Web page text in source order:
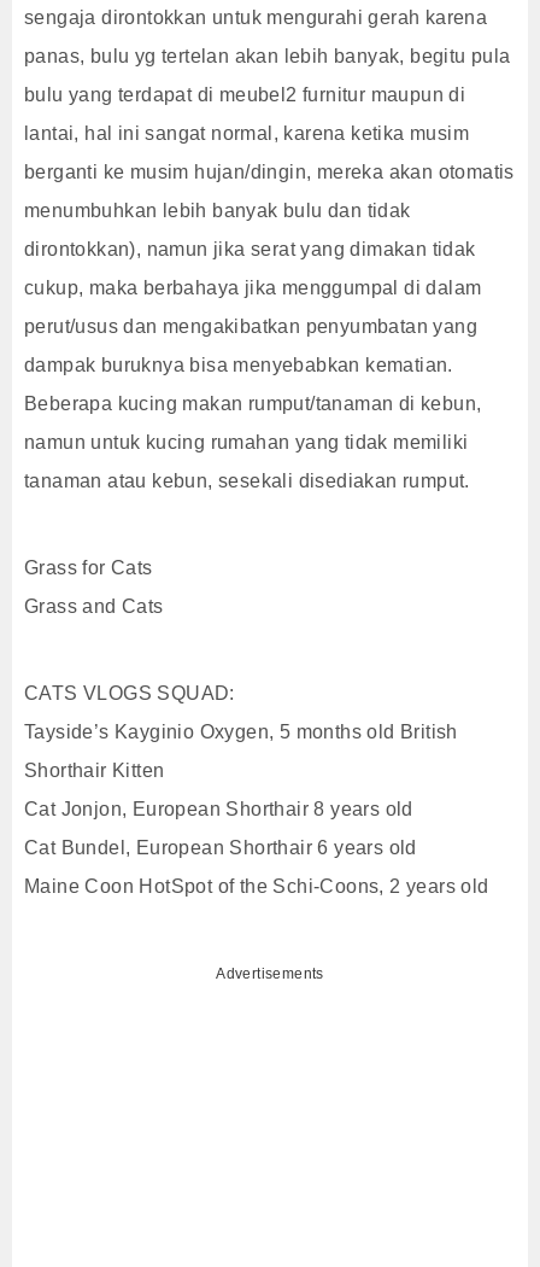
sengaja dirontokkan untuk mengurahi gerah karena
panas, bulu yg tertelan akan lebih banyak, begitu pula
bulu yang terdapat di meubel2 furnitur maupun di
lantai, hal ini sangat normal, karena ketika musim
berganti ke musim hujan/dingin, mereka akan otomatis
menumbuhkan lebih banyak bulu dan tidak
dirontokkan), namun jika serat yang dimakan tidak
cukup, maka berbahaya jika menggumpal di dalam
perut/usus dan mengakibatkan penyumbatan yang
dampak buruknya bisa menyebabkan kematian.
Beberapa kucing makan rumput/tanaman di kebun,
namun untuk kucing rumahan yang tidak memiliki
tanaman atau kebun, sesekali disediakan rumput.
Grass for Cats
Grass and Cats
CATS VLOGS SQUAD:
Tayside’s Kayginio Oxygen, 5 months old British
Shorthair Kitten
Cat Jonjon, European Shorthair 8 years old
Cat Bundel, European Shorthair 6 years old
Maine Coon HotSpot of the Schi-Coons, 2 years old
Advertisements